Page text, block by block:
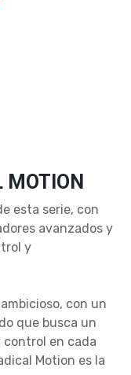
MOTION
esta serie, con
avanzados y
y
con un
que busca un
en cada
Motion es la